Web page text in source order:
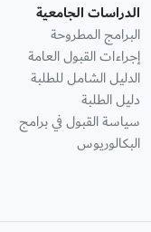
الدراسات الجامعية
البرامج المطروحة
إجراءات القبول العامة
الدليل الشامل للطلبة
دليل الطلبة
سياسة القبول في برامج
البكالوريوس